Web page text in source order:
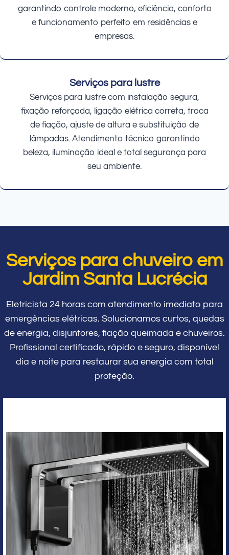
garantindo controle moderno, eficiência, conforto
e funcionamento perfeito em residências e
empresas.
Serviços para lustre
Serviços para lustre com instalação segura,
fixação reforçada, ligação elétrica correta, troca
de fiação, ajuste de altura e substituição de
lâmpadas. Atendimento técnico garantindo
beleza, iluminação ideal e total segurança para
seu ambiente.
Serviços para chuveiro em
Jardim Santa Lucrécia
Eletricista 24 horas com atendimento imediato para
emergências elétricas. Solucionamos curtos, quedas
de energia, disjuntores, fiação queimada e chuveiros.
Profissional certificado, rápido e seguro, disponível
dia e noite para restaurar sua energia com total
proteção.